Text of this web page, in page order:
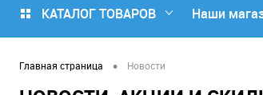
КАТАЛОГ ТОВАРОВ Наши
Главная страница • Новости